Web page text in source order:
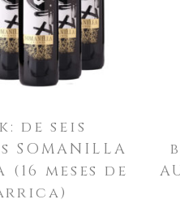
de seis
(16 meses de